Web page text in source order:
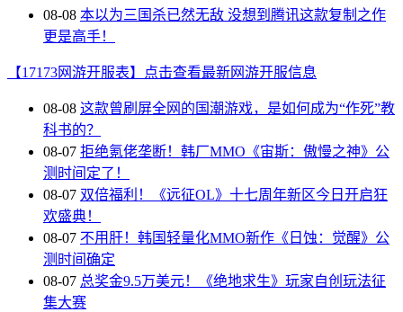
08-08 本以为三国杀已然无敌 没想到腾讯这款复制之作
更是高手！
【17173网游开服表】点击查看最新网游开服信息
08-08 这款曾刷屏全网的国潮游戏，是如何成为“作死”教
科书的？
08-07 拒绝氪佬垄断！韩厂MMO《宙斯：傲慢之神》公
测时间定了！
08-07 双倍福利！《远征OL》十七周年新区今日开启狂
欢盛典！
08-07 不用肝！韩国轻量化MMO新作《日蚀：觉醒》公
测时间确定
08-07 总奖金9.5万美元！《绝地求生》玩家自创玩法征
集大赛